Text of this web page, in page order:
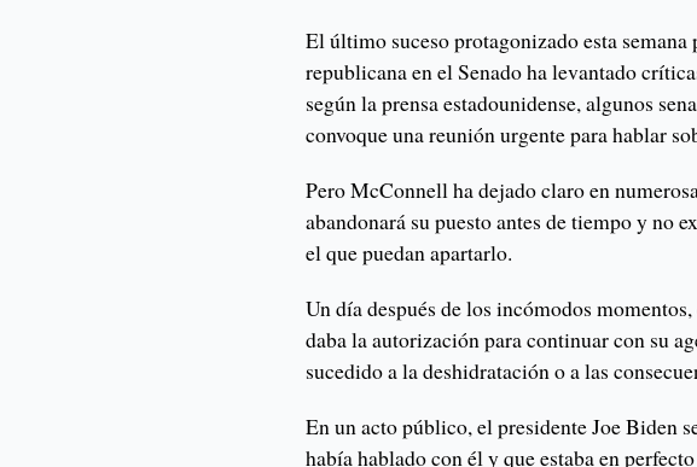
El último suceso protagonizado esta
republicana en el Senado ha levantado
según la prensa estadounidense, algunos
convoque una reunión urgente para hablar
Pero McConnell ha dejado claro en
abandonará su puesto antes de tiempo y no
el que puedan apartarlo.
Un día después de los incómodos
daba la autorización para continuar con su
sucedido a la deshidratación o a las
En un acto público, el presidente Joe Biden
había hablado con él y que estaba en